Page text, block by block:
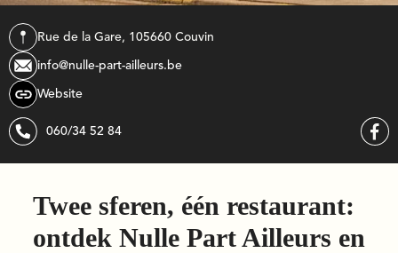
Rue de la Gare, 105660 couvin
info@nulle-part-ailleurs.be
Website
060/34 52 84
Twee sferen, één restaurant:
ontdek Nulle Part Ailleurs en